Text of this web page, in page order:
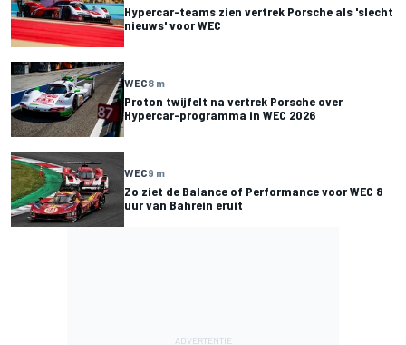
Hypercar-teams zien vertrek Porsche als 'slecht
nieuws' voor WEC
WEC8 m
Proton twijfelt na vertrek Porsche over
Hypercar-programma in WEC 2026
WEC9 m
Zo ziet de Balance of Performance voor WEC 8
uur van Bahrein eruit